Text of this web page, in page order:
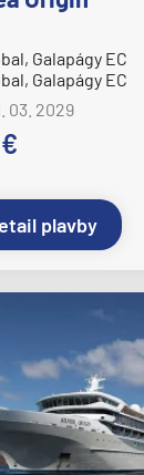
spirit
2
Statendam
Galapágy EC
Galapágy EC
03. 2029
plavby